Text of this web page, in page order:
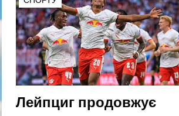
Лейпциг продовжує